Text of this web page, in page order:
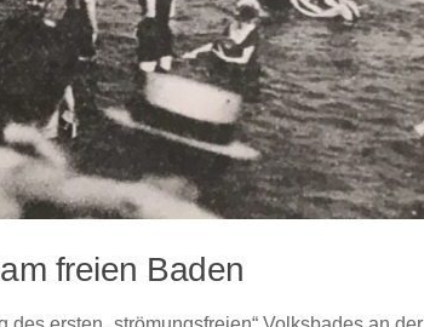
freien Baden